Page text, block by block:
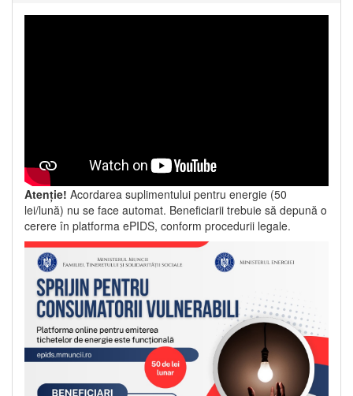
Atenție! Acordarea suplimentului pentru energie (50
lei/lună) nu se face automat. Beneficiarii trebuie să depună o
cerere în platforma ePIDS, conform procedurii legale.